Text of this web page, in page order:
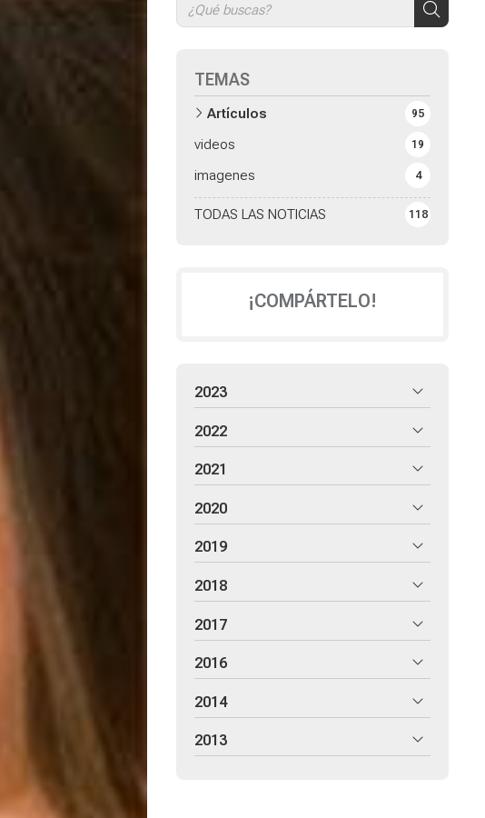
TEMAS
TODAS LAS NOTICIAS 118
Artículos 95
videos 19
imagenes 4
¡COMPÁRTELO!
2023
2022
2021
2020
2019
2018
2017
2016
2014
2013